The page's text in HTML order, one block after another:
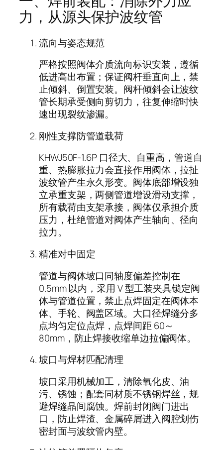
力，从源头保护波纹管
流向与姿态规范
严格按照阀体介质流向标识安装，遵循
低进高出布置；保证阀杆垂直向上，禁
止倾斜、倒置安装。阀杆倾斜会让波纹
管长期承受侧向剪切力，往复伸缩时快
速出现裂纹渗漏。
刚性支撑防管道载荷
KHWJ50F-1.6P 口径大、自重高，管道自
重、热膨胀拉力会直接作用阀体，拉扯
波纹管产生永久形变。阀体底部增设独
立承重支架，两侧管道增设滑动支撑，
所有载荷由支架承接，阀体仅承担介质
压力，杜绝管道对阀体产生轴向、径向
拉力。
精准对中固定
管道与阀体坡口同轴度偏差控制在
0.5mm 以内，采用 V 型工装夹具锁定阀
体与管道位置，禁止点焊固定在阀体本
体、手轮、阀盖区域。大口径焊缝分多
点均匀定位点焊，点焊间距 60～
80mm，防止焊接收缩单边拉偏阀体。
坡口与焊材匹配清理
坡口采用机械加工，清除氧化皮、油
污、锈蚀；配套同材质不锈钢焊丝，规
避焊缝晶间腐蚀。焊前封闭阀门进出
口，防止焊渣、金属碎屑进入阀腔划伤
密封面与波纹管内壁。